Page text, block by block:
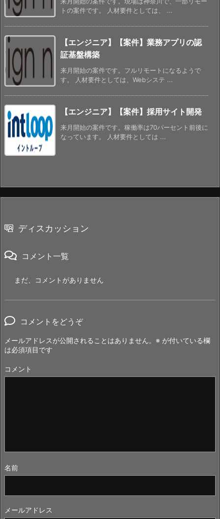
トの案件です。 人材要件としては、 ...
【エンジニア】【案件】業務アプリの認
証基盤構築
来月開始の案件です。フルリモートになるようで
す。 人材要件としては、Webシステ ...
【エンジニア】【案件】採用サイト開発
来月開始の案件です。稼働率は70パーセント前後に
なっています。 人材要件としては ...
ディスカッション
コメント一覧
まだ、コメントがありません
コメントをどうぞ
メールアドレスが公開されることはありません。 ※ が付いている欄
は必須項目です
コメント
名前
メールアドレス